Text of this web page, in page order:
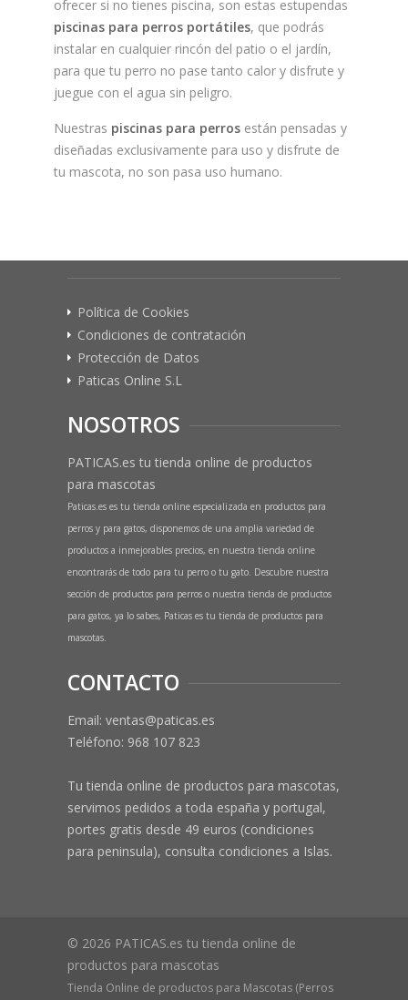
ofrecer si no tienes piscina, son estas estupendas
piscinas para perros portátiles, que podrás
instalar en cualquier rincón del patio o el jardín,
para que tu perro no pase tanto calor y disfrute y
juegue con el agua sin peligro.
Nuestras piscinas para perros están pensadas y
diseñadas exclusivamente para uso y disfrute de
tu mascota, no son pasa uso humano.
Política de Cookies
Condiciones de contratación
Protección de Datos
Paticas Online S.L
NOSOTROS
PATICAS.es tu tienda online de productos
para mascotas
Paticas.es es tu tienda online especializada en productos para
perros y para gatos, disponemos de una amplia variedad de
productos a inmejorables precios, en nuestra tienda online
encontrarás de todo para tu perro o tu gato. Descubre nuestra
sección de productos para perros o nuestra tienda de productos
para gatos, ya lo sabes, Paticas es tu tienda de productos para
mascotas.
CONTACTO
Email: ventas@paticas.es
Teléfono: 968 107 823
Tu tienda online de productos para mascotas,
servimos pedidos a toda españa y portugal,
portes gratis desde 49 euros (condiciones
para peninsula), consulta condiciones a Islas.
© 2026 PATICAS.es tu tienda online de
productos para mascotas
Tienda Online de productos para Mascotas (Perros